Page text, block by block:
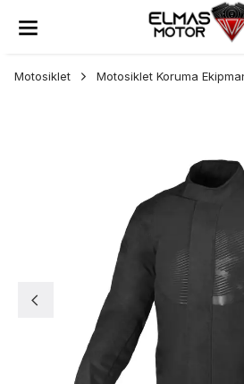
Motosiklet Motosiklet Koruma